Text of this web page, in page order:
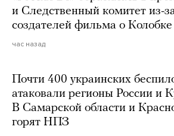
и Следственный комитет из-
создателей фильма о Колобке
час назад
Почти 400 украинских
атаковали регионы России и
В Самарской области и
горят НПЗ